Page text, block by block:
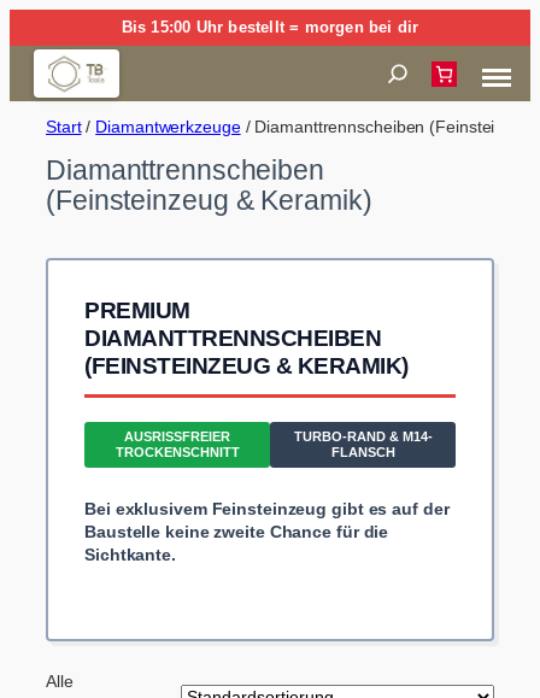
Inhalt
springen
Bis 15:00 Uhr bestellt = morgen bei dir
Suchen
Start/ Diamantwerkzeuge/ Diamanttrennscheiben
Diamanttrennscheiben
(Feinsteinzeug & Keramik)
PREMIUM
DIAMANTTRENNSCHEIBEN
(FEINSTEINZEUG & KERAMIK)
AUSRISSFREIER
TROCKENSCHNITT
TURBO-RAND & M14-
FLANSCH
Bei exklusivem Feinsteinzeug gibt es auf der
Baustelle keine zweite Chance für die
Sichtkante.
Alle